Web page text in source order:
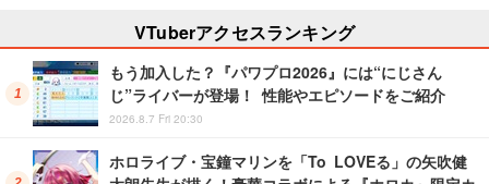
VTuberアクセスランキング
もう加入した？『パワプロ2026』には“にじさん
じ”ライバーが登場！ 性能やエピソードをご紹介
2026.8.7 Fri 20:30
ホロライブ・宝鐘マリンを「To LOVEる」の矢吹健